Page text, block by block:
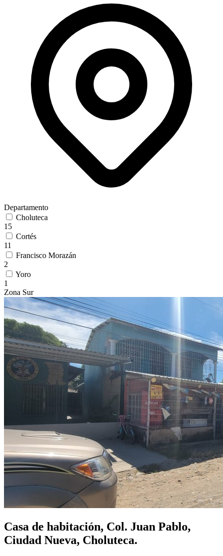
Departamento
Choluteca
15
Cortés
11
Francisco Morazán
2
Yoro
1
Zona Sur
Casa de habitación, Col. Juan Pablo,
Ciudad Nueva, Choluteca.